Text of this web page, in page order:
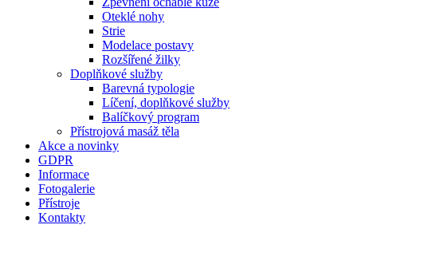
Oteklé nohy
Strie
Modelace postavy
Rozšířené žilky
Doplňkové služby
Barevná typologie
Líčení, doplňkové služby
Balíčkový program
Přístrojová masáž těla
Akce a novinky
GDPR
Informace
Fotogalerie
Přístroje
Kontakty